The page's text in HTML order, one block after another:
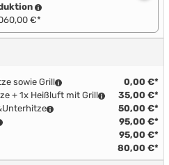
€*
sowie Grill
0,00 €*
+ 1x Heißluft mit Grill
35,00 €*
50,00 €*
95,00 €*
95,00 €*
80,00 €*